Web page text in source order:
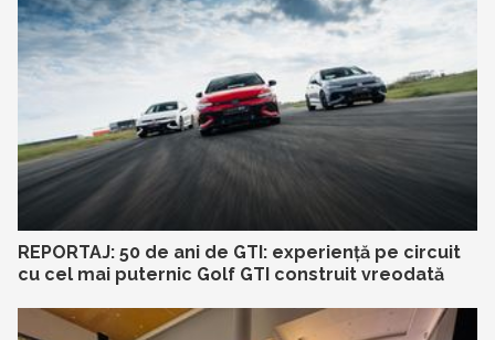
REPORTAJ: 50 de ani de GTI: experiență pe circuit
cu cel mai puternic Golf GTI construit vreodată